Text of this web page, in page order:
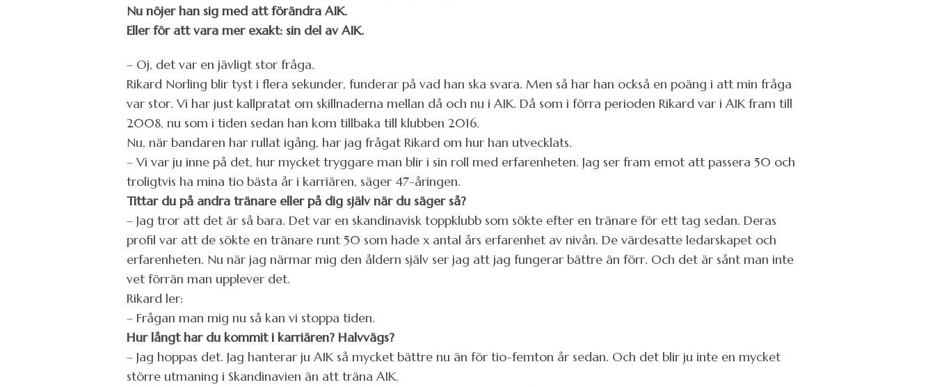
Nu nöjer han sig med att förändra AIK.
Eller för att vara mer exakt: sin del av AIK.
– Oj, det var en jävligt stor fråga.
Rikard Norling blir tyst i flera sekunder, funderar på vad han ska svara. Men så har han också en poäng i att min fråga
var stor. Vi har just kallpratat om skillnaderna mellan då och nu i AIK. Då som i förra perioden Rikard var i AIK fram till
2008, nu som i tiden sedan han kom tillbaka till klubben 2016.
Nu, när bandaren har rullat igång, har jag frågat Rikard om hur han utvecklats.
– Vi var ju inne på det, hur mycket tryggare man blir i sin roll med erfarenheten. Jag ser fram emot att passera 50 och
troligtvis ha mina tio bästa år i karriären, säger 47-åringen.
Tittar du på andra tränare eller på dig själv när du säger så?
– Jag tror att det är så bara. Det var en skandinavisk toppklubb som sökte efter en tränare för ett tag sedan. Deras
profil var att de sökte en tränare runt 50 som hade x antal års erfarenhet av nivån. De värdesatte ledarskapet och
erfarenheten. Nu när jag närmar mig den åldern själv ser jag att jag fungerar bättre än förr. Och det är sånt man inte
vet förrän man upplever det.
Rikard ler:
– Frågan man mig nu så kan vi stoppa tiden.
Hur långt har du kommit i karriären? Halvvägs?
– Jag hoppas det. Jag hanterar ju AIK så mycket bättre nu än för tio-femton år sedan. Och det blir ju inte en mycket
större utmaning i Skandinavien än att träna AIK.